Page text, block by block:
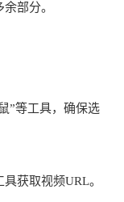
部分。
”等工具，确保选
获取视频URL。